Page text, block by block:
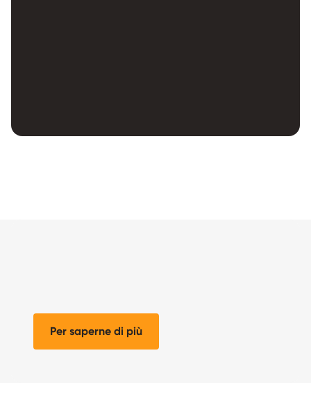
Per saperne di più